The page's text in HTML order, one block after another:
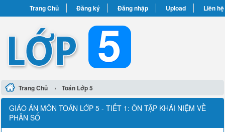
Trang Chủ Đăng ký Đăng nhập Upload Liên hệ
Trang Chủ › Toán Lớp 5
GIÁO ÁN MÔN TOÁN LỚP 5 - TIẾT 1: ÔN TẬP KHÁI NIỆM VỀ
PHÂN SỐ